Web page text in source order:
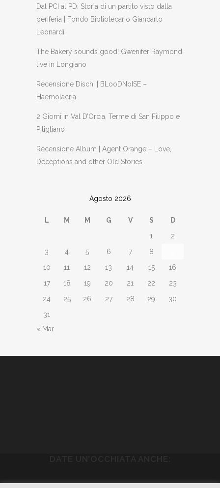
Dal PCI al PD: Storia di un partito visto dalla
periferia | Fondo Bibliotecario Giancarlo
Leonardi
The Bakery sounds good! Gwenifer Raymond
live in Longiano
Recensione Dischi | BLooDNoISE –
Haemolacria
2 Giorni in Val D’Orcia, Terme di San Filippo e
Pitigliano
Recensione Album | Agent Orange – Love,
Deceptions and other Old Stories
Agosto 2026
L M M G V S
D
1
2
3
4 5 6 7 8
10
11 12 13 14 15
16
17
18 19 20 21 22
23
24
25 26 27 28 29
30
31
« Mar